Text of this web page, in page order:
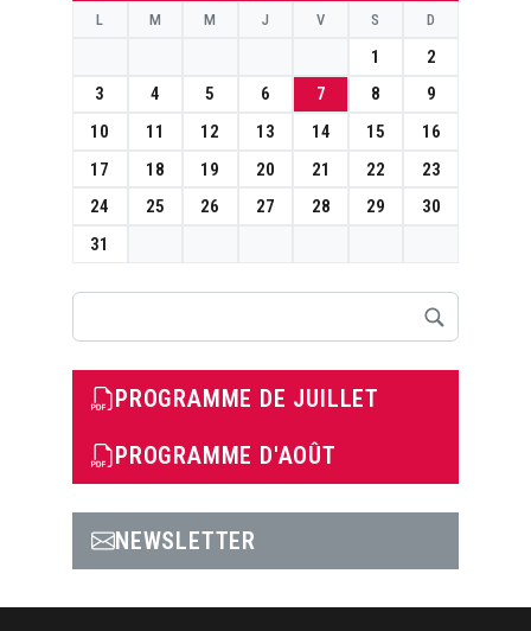
L M M J V S D
1
2
3
4 5 6 7 8
9
10
11 12 13 14 15
16
17
18 19 20 21 22
23
24
25 26 27 28 29
30
31
PROGRAMME DE JUILLET
PROGRAMME D'AOÛT
NEWSLETTER